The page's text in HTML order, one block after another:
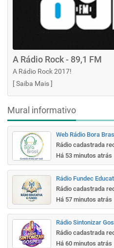
A Rádio Rock - 89,1 FM
A Rádio Rock 2017!
[Saiba Mais]
Mural informativo
Web Rádio Bora
Rádio cadastrada
Há 53 minutos atrás
Rádio Fundec
Rádio cadastrada
Há 57 minutos atrás
Rádio Sintonizar
Rádio cadastrada
Há 60 minutos atrás